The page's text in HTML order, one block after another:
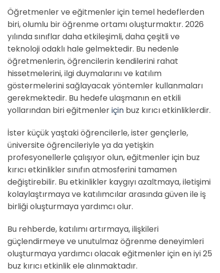
Öğretmenler ve eğitmenler için temel hedeflerden
biri, olumlu bir öğrenme ortamı oluşturmaktır. 2026
yılında sınıflar daha etkileşimli, daha çeşitli ve
teknoloji odaklı hale gelmektedir. Bu nedenle
öğretmenlerin, öğrencilerin kendilerini rahat
hissetmelerini, ilgi duymalarını ve katılım
göstermelerini sağlayacak yöntemler kullanmaları
gerekmektedir. Bu hedefe ulaşmanın en etkili
yollarından biri eğitmenleriçin buz kırıcı etkinliklerdir.
İster küçük yaştaki öğrencilerle, ister gençlerle,
üniversite öğrencileriyle ya da yetişkin
profesyonellerle çalışıyor olun, eğitmenler için buz
kırıcı etkinlikler sınıfın atmosferini tamamen
değiştirebilir. Bu etkinlikler kaygıyı azaltmaya, iletişimi
kolaylaştırmaya ve katılımcılar arasında güven ile iş
birliği oluşturmaya yardımcı olur.
Bu rehberde, katılımı artırmaya, ilişkileri
güçlendirmeye ve unutulmaz öğrenme deneyimleri
oluşturmaya yardımcı olacak eğitmenler için en iyi 25
buz kırıcı etkinlik ele alınmaktadır.